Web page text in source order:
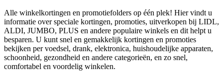
Alle winkelkortingen en promotiefolders op één plek! Hier vindt u
informatie over speciale kortingen, promoties, uitverkopen bij LIDL,
ALDI, JUMBO, PLUS en andere populaire winkels en dit helpt u
besparen. U kunt snel en gemakkelijk kortingen en promoties
bekijken per voedsel, drank, elektronica, huishoudelijke apparaten,
schoonheid, gezondheid en andere categorieën, en zo snel,
comfortabel en voordelig winkelen.